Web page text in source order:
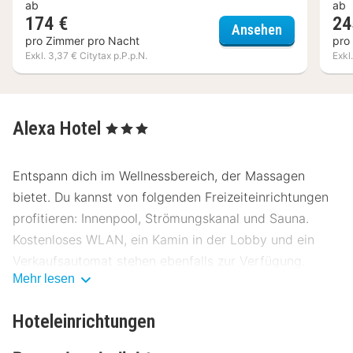
ab
174 €
pro Zimmer pro Nacht
Exkl. 3,37 € Citytax p.P.p.N.
Ansehen Vju Hotel
ab
pro
Alexa Hotel , 3 Sterne
Entspann dich im Wellnessbereich, der Massagen
bietet. Du kannst von folgenden Freizeiteinrichtungen
profitieren: Innenpool, Strömungskanal und Sauna.
Kostenloses WLAN, ein Kamin in der Lobby und ein
Verkaufsautomat stehen ebenfalls zur Verfügung.
Restaurant, einem Restaurant mit Schwerpunkt auf
regionale Küche. Oder bleib gemütlich auf deinem
Mehr lesen
Hoteleinrichtungen